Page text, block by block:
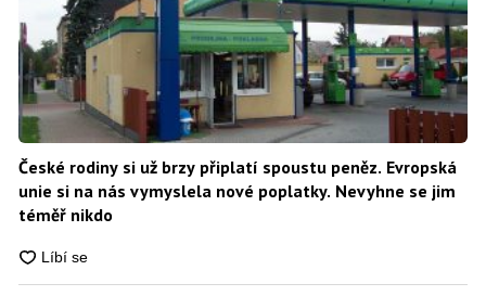
České rodiny si už brzy připlatí spoustu peněz. Evropská
unie si na nás vymyslela nové poplatky. Nevyhne se jim
téměř nikdo